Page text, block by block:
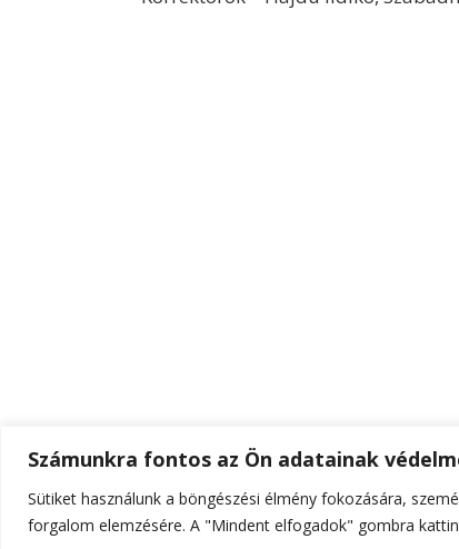
Számunkra fontos az Ön adatainak
Sütiket használunk a böngészési élmény fokozására,
forgalom elemzésére. A "Mindent elfogadok" gombra
© Szerzői jog 2026ELTE Online . Minden